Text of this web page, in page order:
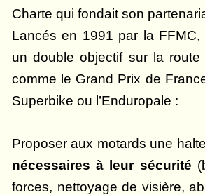
Charte qui fondait son
Lancés en 1991 par la
un double objectif sur la
comme le Grand Prix de
Superbike ou l’Enduropale :
Proposer aux motards une
nécessaires à leur sécurité
forces, nettoyage de visière,